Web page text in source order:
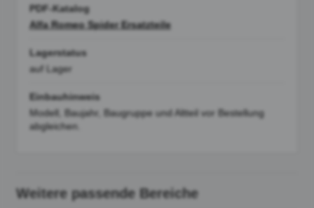
PDF-Katalog
Alfa Romeo Spider Ersatzteile
Lagerstatus
auf Lager
Einbauhinweis
Modell, Baujahr, Baugruppe und Altteil vor Bestellung
abgleichen.
Weitere passende Bereiche